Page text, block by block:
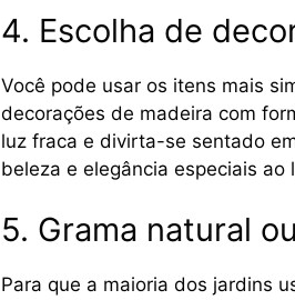
4. Escolha de
Você pode usar os itens mais
decorações de madeira com
luz fraca e divirta-se sentado
beleza e elegância especiais ao
5. Grama natural
Para que a maioria dos jardins